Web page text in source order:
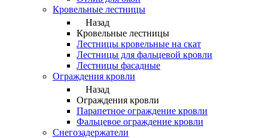
Кровельные лестницы
Назад
Кровельные лестницы
Лестницы кровельные на скат
Лестницы для фальцевой кровли
Лестницы фасадные
Ограждения кровли
Назад
Ограждения кровли
Парапетное ограждение кровли
Фальцевое ограждение кровли
Снегозадержатели